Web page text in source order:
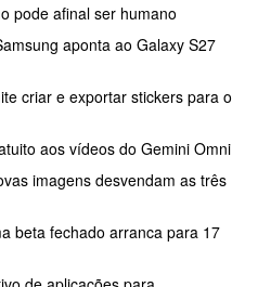
pode afinal ser humano
aponta ao Galaxy S27
criar e exportar stickers para o
aos vídeos do Gemini Omni
imagens desvendam as três
beta fechado arranca para 17